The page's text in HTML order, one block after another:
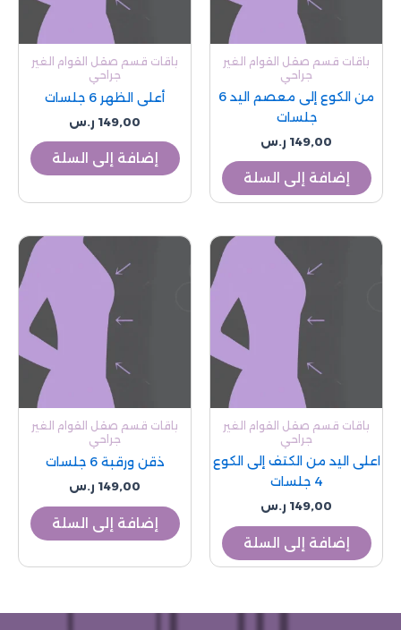
باقات قسم صقل القوام الغير
جراحي
من الكوع إلى معصم اليد 6
جلسات
149,00 ر.س
إضافة إلى السلة
باقات قسم صقل القوام الغير
جراحي
أعلى الظهر 6 جلسات
149,00 ر.س
إضافة إلى السلة
باقات قسم صقل القوام الغير
جراحي
اعلى اليد من الكتف إلى الكوع
4 جلسات
149,00 ر.س
إضافة إلى السلة
باقات قسم صقل القوام الغير
جراحي
ذقن ورقبة 6 جلسات
149,00 ر.س
إضافة إلى السلة